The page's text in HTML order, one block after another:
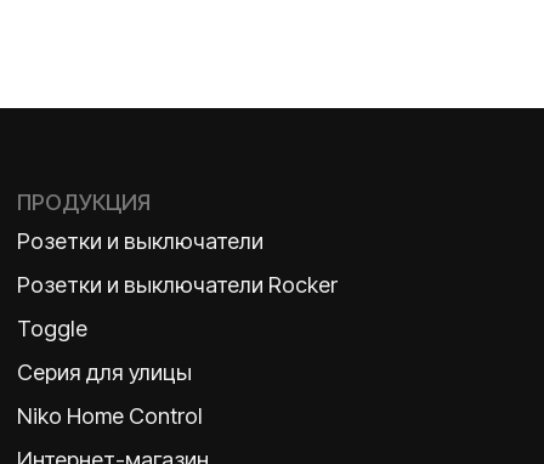
2026 ©
ООО «Бельгийская электротехника»
ДЗЕН